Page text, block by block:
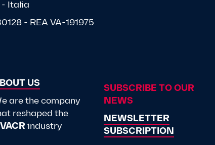
- Italia
- REA VA-191975
US
are the company
reshaped the
industry
SUBSCRIBE TO OUR
NEWS
NEWSLETTER
SUBSCRIPTION